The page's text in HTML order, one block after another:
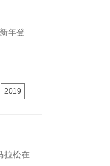
年登
2019
拉松在